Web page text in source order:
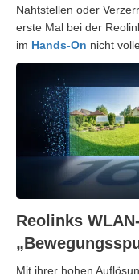
Nahtstellen oder
erste Mal bei der
im Hands-On nicht
Reolinks
Mit ihrer hohen